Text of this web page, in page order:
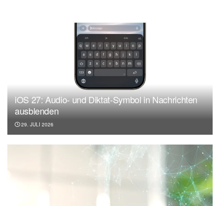
iOS 27: Audio- und Diktat-Symbol in Nachrichten
ausblenden
29. JULI 2026